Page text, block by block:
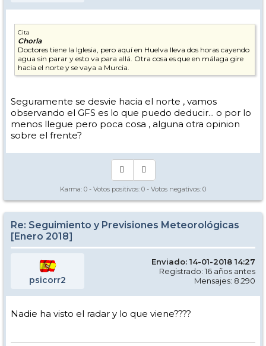
Cita
Chorla
Doctores tiene la Iglesia, pero aquí en Huelva lleva dos horas cayendo
agua sin parar y esto va para allá. Otra cosa es que en málaga gire
hacia el norte y se vaya a Murcia.
Seguramente se desvie hacia el norte , vamos
observando el GFS es lo que puedo deducir... o por lo
menos llegue pero poca cosa , alguna otra opinion
sobre el frente?
Karma: 0 - Votos positivos: 0 - Votos negativos: 0
Re: Seguimiento y Previsiones Meteorológicas
[Enero 2018]
psicorr2
Enviado: 14-01-2018 14:27
Registrado: 16 años antes
Mensajes: 8.290
Nadie ha visto el radar y lo que viene????